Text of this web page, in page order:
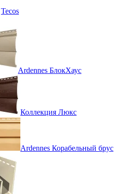
Tecos
Ardennes БлокХаус
Коллекция Люкс
Ardennes Корабельный брус